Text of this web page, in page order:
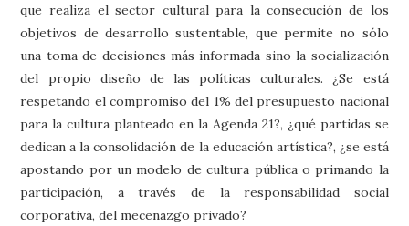
que realiza el sector cultural para la consecución de los
objetivos de desarrollo sustentable, que permite no sólo
una toma de decisiones más informada sino la socialización
del propio diseño de las políticas culturales. ¿Se está
respetando el compromiso del 1% del presupuesto nacional
para la cultura planteado en la Agenda 21?, ¿qué partidas se
dedican a la consolidación de la educación artística?, ¿se está
apostando por un modelo de cultura pública o primando la
participación, a través de la responsabilidad social
corporativa, del mecenazgo privado?